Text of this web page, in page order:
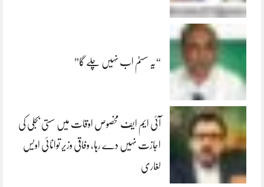
“یہ سسٹم اب نہیں چلے گا”
آئی ایم ایف مخصوص اوقات میں سستی بجلی کی
اجازت نہیں دے رہا، وفاقی وزیر توانائی اویس
لغاری